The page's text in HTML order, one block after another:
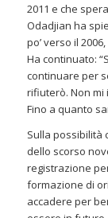
2011 e che
Odadjian ha
po’ verso il
Ha continuato:
continuare per
rifiuterò. Non
Fino a quanto
Sulla possibilità
dello scorso
registrazione
formazione di
accadere per